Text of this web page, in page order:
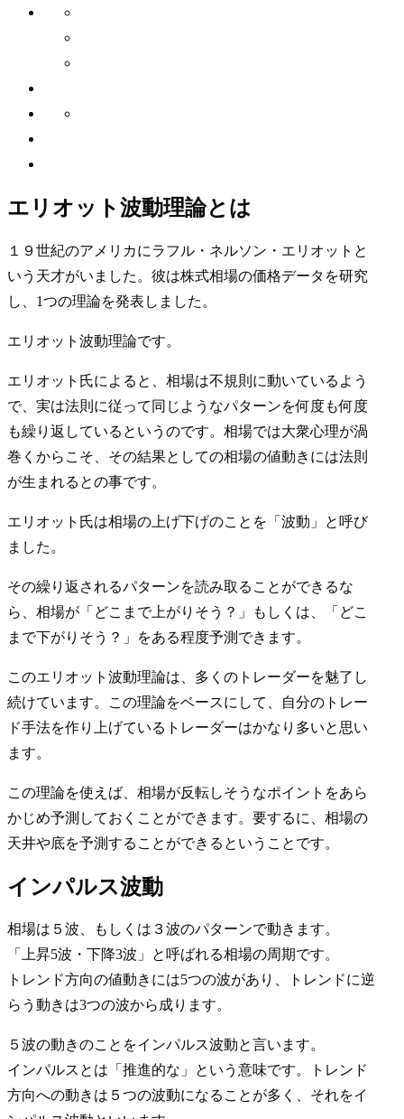
エリオット波動理論とは
１９世紀のアメリカにラフル・ネルソン・エリオットと
いう天才がいました。彼は株式相場の価格データを研究
し、1つの理論を発表しました。
エリオット波動理論です。
エリオット氏によると、相場は不規則に動いているよう
で、実は法則に従って同じようなパターンを何度も何度
も繰り返しているというのです。相場では大衆心理が渦
巻くからこそ、その結果としての相場の値動きには法則
が生まれるとの事です。
エリオット氏は相場の上げ下げのことを「波動」と呼び
ました。
その繰り返されるパターンを読み取ることができるな
ら、相場が「どこまで上がりそう？」もしくは、「どこ
まで下がりそう？」をある程度予測できます。
このエリオット波動理論は、多くのトレーダーを魅了し
続けています。この理論をベースにして、自分のトレー
ド手法を作り上げているトレーダーはかなり多いと思い
ます。
この理論を使えば、相場が反転しそうなポイントをあら
かじめ予測しておくことができます。要するに、相場の
天井や底を予測することができるということです。
インパルス波動
相場は５波、もしくは３波のパターンで動きます。
「 上昇5波・下降3波 」と呼ばれる相場の周期です。
トレンド方向の値動きには5つの波があり、トレンドに逆
らう動きは3つの波から成ります。
５波の動きのことをインパルス波動と言います。
インパルスとは「推進的な」という意味です。トレンド
方向への動きは５つの波動になることが多く、それをイ